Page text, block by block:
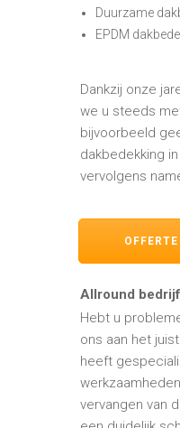
Duurzame
EPDM
Dankzij onze
we u steeds
bijvoorbeeld
dakbedekking
vervolgens
Allround
Hebt u
ons aan het
heeft
vervangen van